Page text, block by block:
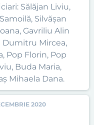
Sălăjan Liviu,
Silvășan
Gavriliu Alin
Dumitru Mircea,
Pop Florin, Pop
Buda Maria,
Mihaela Dana.
2020